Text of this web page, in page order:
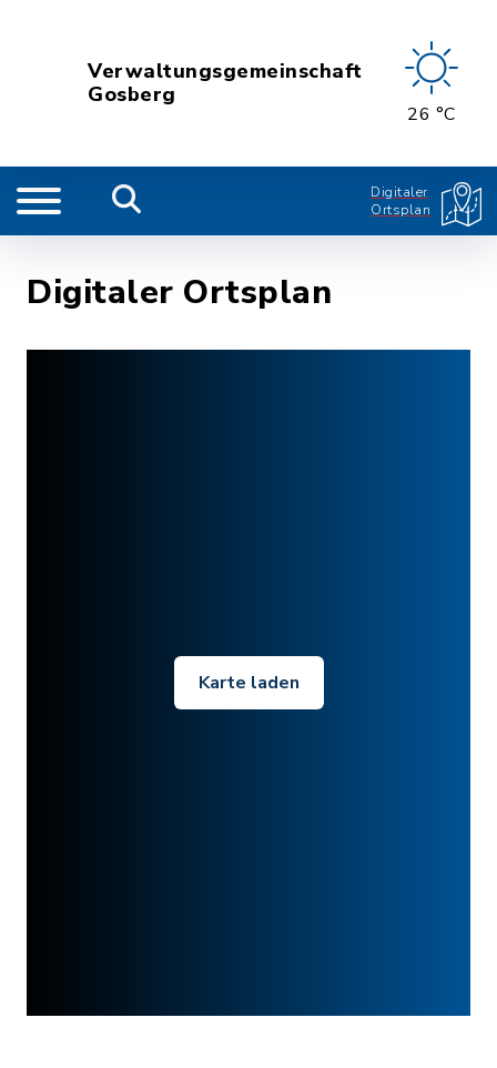
Verwaltungsgemeinschaft
Gosberg
26 °C
Digitaler
Ortsplan
Digitaler Ortsplan
Karte laden